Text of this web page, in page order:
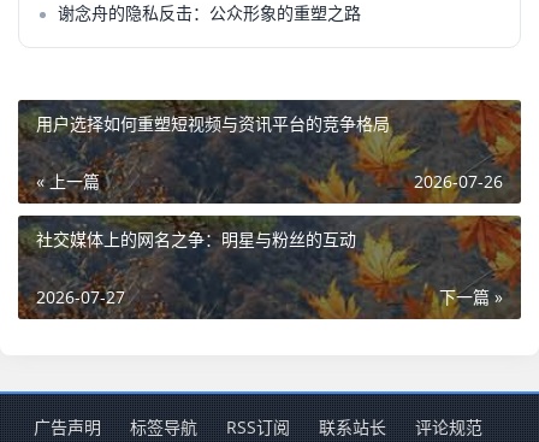
谢念舟的隐私反击：公众形象的重塑之路
用户选择如何重塑短视频与资讯平台的竞争格局
« 上一篇 2026-07-26
社交媒体上的网名之争：明星与粉丝的互动
下一篇 »
2026-07-27
广告声明 标签导航 RSS订阅 联系站长
评论规范